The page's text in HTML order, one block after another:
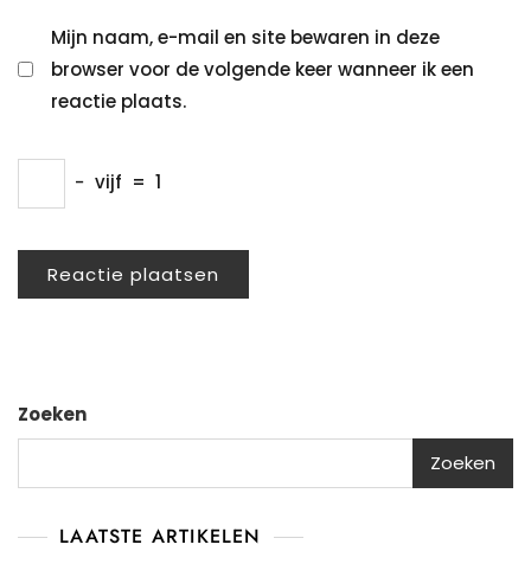
Mijn naam, e-mail en site bewaren in deze
browser voor de volgende keer wanneer ik een
reactie plaats.
− vijf = 1
Zoeken
Zoeken
LAATSTE ARTIKELEN